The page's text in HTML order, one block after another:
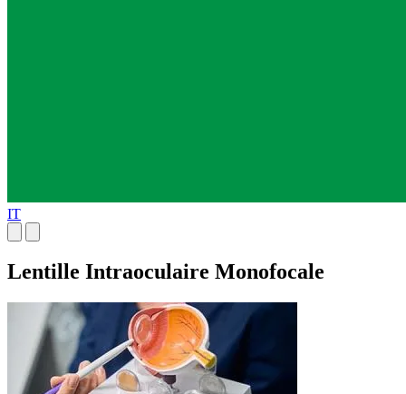
IT
Lentille Intraoculaire Monofocale